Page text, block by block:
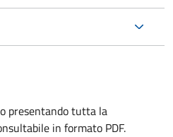
presentando tutta la
in formato PDF.